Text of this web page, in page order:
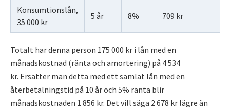
Konsumtionslån,
35 000 kr
5 år 8% 709 kr
Totalt har denna person 175 000 kr i lån med en
månadskostnad (ränta och amortering) på 4 534
kr. Ersätter man detta med ett samlat lån med en
återbetalningstid på 10 år och 5% ränta blir
månadskostnaden 1 856 kr. Det vill säga 2 678 kr lägre än